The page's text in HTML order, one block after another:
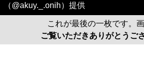
（@akuy._.onih）提供
これが最後の一枚です。画
ご覧いただきありがとうご